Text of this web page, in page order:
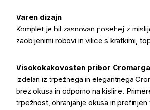
Več o izdelku
Varen dizajn
Komplet je bil zasnovan posebej z
zaobljenimi robovi in vilice s kratkimi,
Visokokakovosten pribor
Izdelan iz trpežnega in elegantnega
brez okusa in odporno na kisline.
trpežnost, ohranjanje okusa in prefinjen